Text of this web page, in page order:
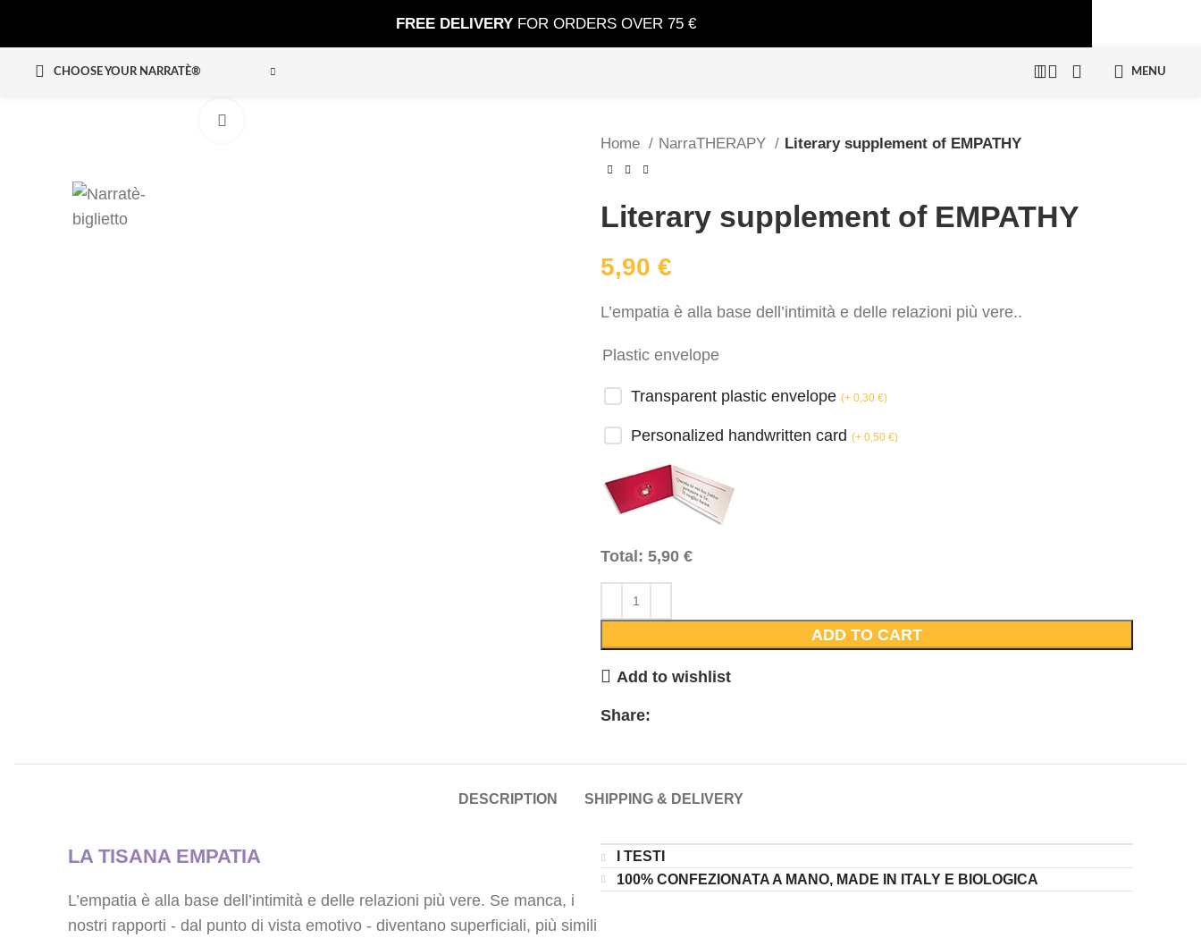
CHOOSE YOUR NARRATÈ® MENU
Home NarraTHERAPY Literary supplement of EMPATHY
Literary supplement of EMPATHY
5,90 €
L’empatia è alla base dell’intimità e delle relazioni più vere..
Plastic envelope
Transparent plastic envelope (+ 0,30 €)
Personalized handwritten card (+ 0,50 €)
Total: 5,90 €
ADD TO CART
Add to wishlist
Share:
DESCRIPTION SHIPPING & DELIVERY
LA TISANA EMPATIA
L’empatia è alla base dell’intimità e delle relazioni più vere. Se manca, i
nostri rapporti - dal punto di vista emotivo - diventano superficiali, più simili
I TESTI
100% CONFEZIONATA A MANO, MADE IN ITALY E BIOLOGICA
FREE DELIVERY FOR ORDERS OVER 75 €